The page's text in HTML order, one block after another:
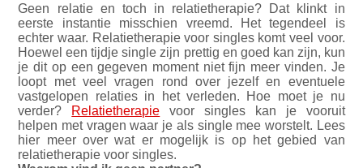
Geen relatie en toch in relatietherapie? Dat klinkt in
eerste instantie misschien vreemd. Het tegendeel is
echter waar. Relatietherapie voor singles komt veel voor.
Hoewel een tijdje single zijn prettig en goed kan zijn, kun
je dit op een gegeven moment niet fijn meer vinden. Je
loopt met veel vragen rond over jezelf en eventuele
vastgelopen relaties in het verleden. Hoe moet je nu
verder?
Relatietherapie voor singles kan je vooruit
helpen met vragen waar je als single mee worstelt. Lees
hier meer over wat er mogelijk is op het gebied van
relatietherapie voor singles.